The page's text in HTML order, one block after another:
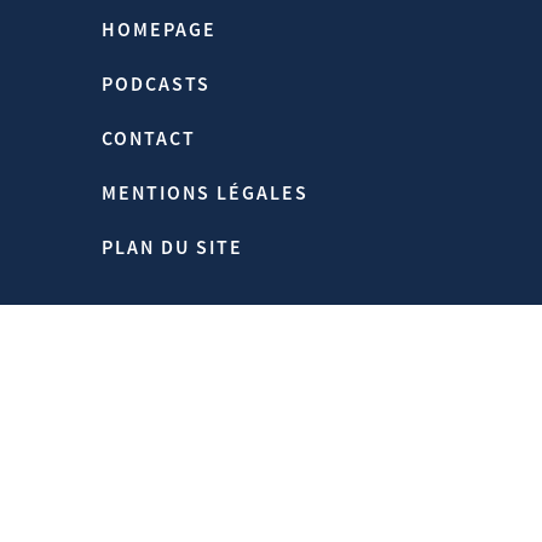
Paris
Homepage > Publications > Préface
D’Hubert Védrine Au Livre «Dieu,
Albright
HOMEPAGE
PODCASTS
CONTACT
MENTIONS LÉGALES
PLAN DU SITE